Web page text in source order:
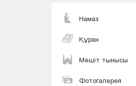
Намаз
Құран
Мешіт тынысы
Фотогалерея